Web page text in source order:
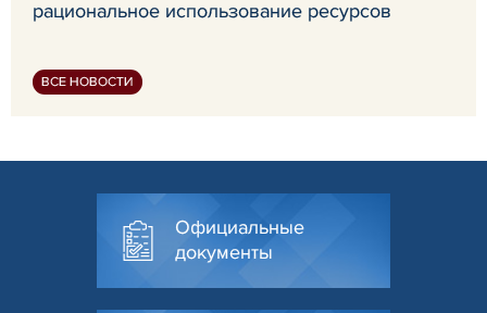
рациональное использование ресурсов
ВСЕ НОВОСТИ
Официальные
документы